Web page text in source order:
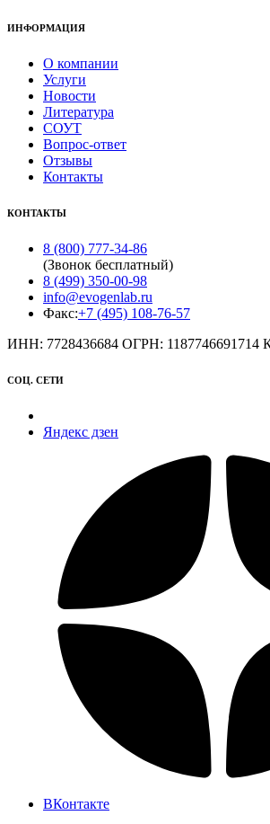
ИНФОРМАЦИЯ
О компании
Услуги
Новости
Литература
СОУТ
Вопрос-ответ
Отзывы
Контакты
КОНТАКТЫ
8 (800) 777-34-86
(Звонок бесплатный)
8 (499) 350-00-98
info@evogenlab.ru
Факс:+7 (495) 108-76-57
ИНН: 7728436684 ОГРН: 1187746691714
СОЦ. СЕТИ
Яндекс дзен
ВКонтакте